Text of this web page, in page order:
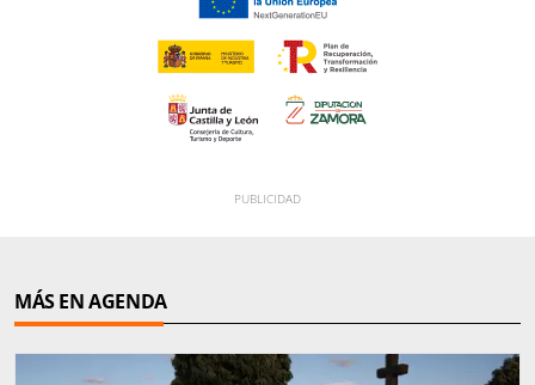
MÁS EN AGENDA